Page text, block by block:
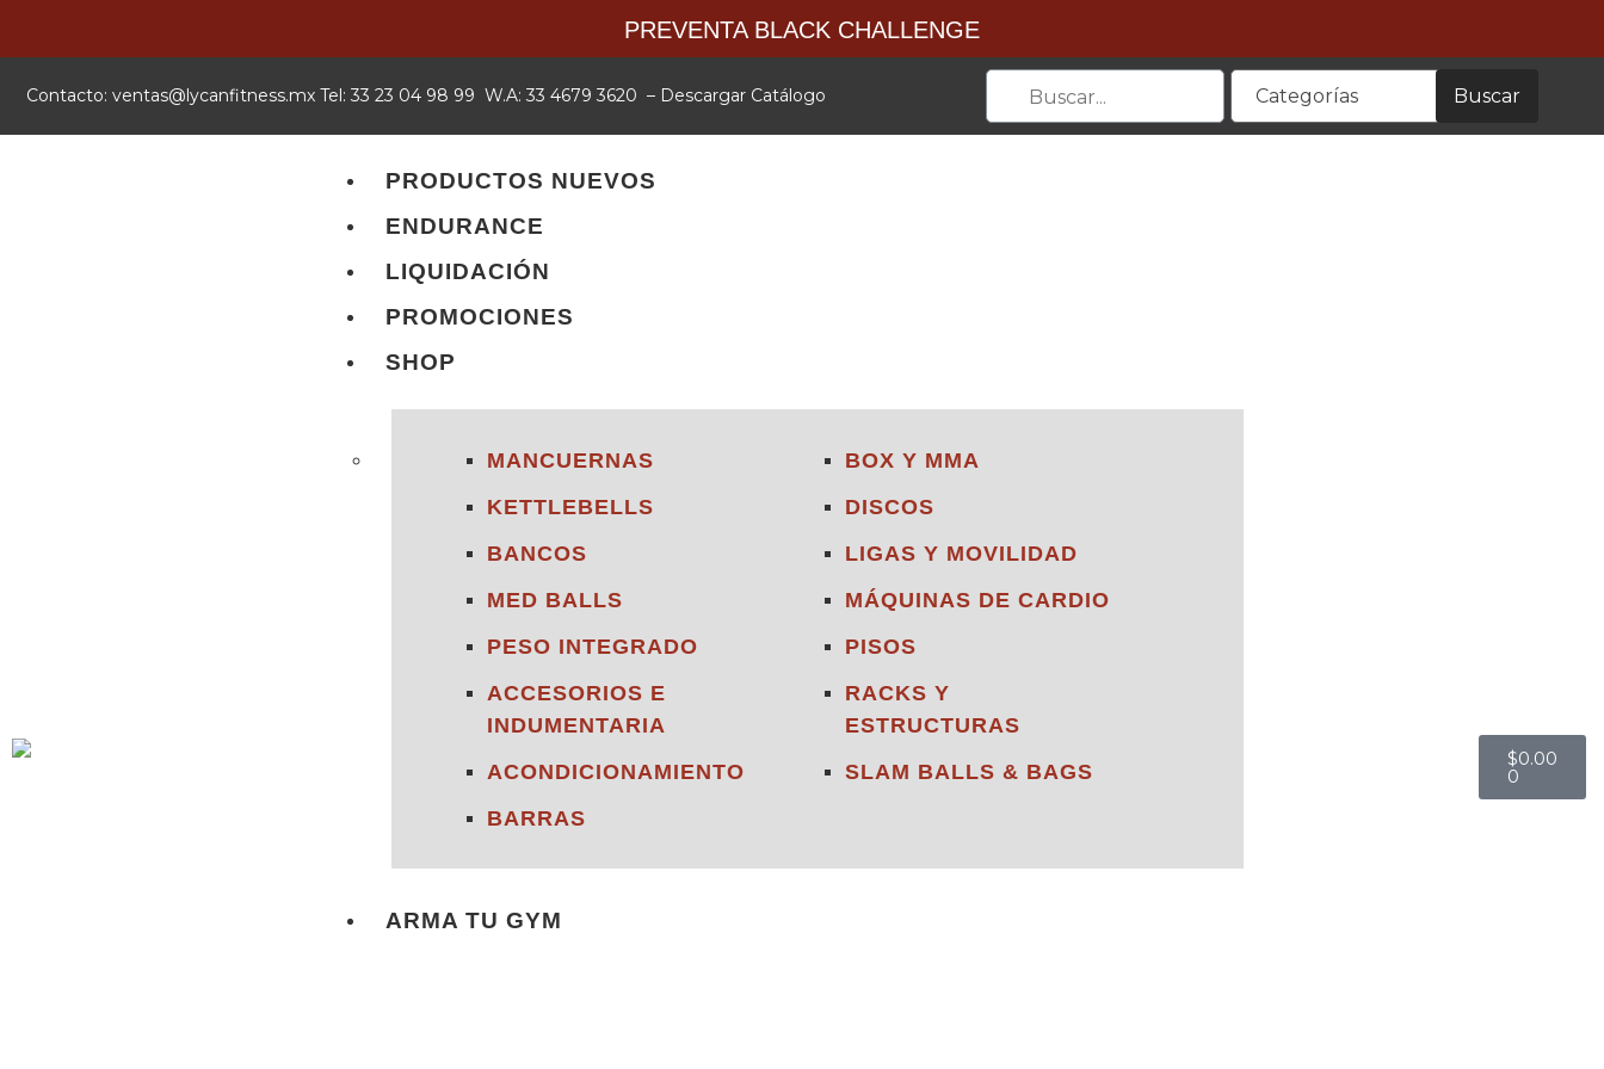
PREVENTA BLACK CHALLENGE
Contacto: xm.ssentifnacyl@satnev Tel: 33 23 04 98 99 W.A: 33 4679 3620 – Descargar Catálogo Categorías Buscar
PRODUCTOS NUEVOS
ENDURANCE
LIQUIDACIÓN
PROMOCIONES
SHOP
MANCUERNAS
KETTLEBELLS
BANCOS
MED BALLS
PESO INTEGRADO
ACCESORIOS E
INDUMENTARIA
ACONDICIONAMIENTO
BARRAS
BOX Y MMA
DISCOS
LIGAS Y MOVILIDAD
MÁQUINAS DE CARDIO
PISOS
RACKS Y
ESTRUCTURAS
SLAM BALLS & BAGS
ARMA TU GYM
$0.00
0